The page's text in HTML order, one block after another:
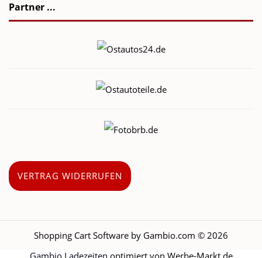
Partner ...
VERTRAG WIDERRUFEN
Shopping Cart Software by Gambio.com © 2026